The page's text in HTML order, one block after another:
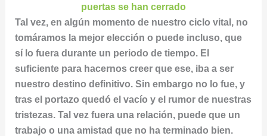
puertas se han cerrado
Tal vez, en algún momento de nuestro ciclo vital, no
tomáramos la mejor elección o puede incluso, que
sí lo fuera durante un periodo de tiempo. El
suficiente para hacernos creer que ese, iba a ser
nuestro destino definitivo. Sin embargo no lo fue, y
tras el portazo quedó el vacío y el rumor de nuestras
tristezas. Tal vez fuera una relación, puede que un
trabajo o una amistad que no ha terminado bien.